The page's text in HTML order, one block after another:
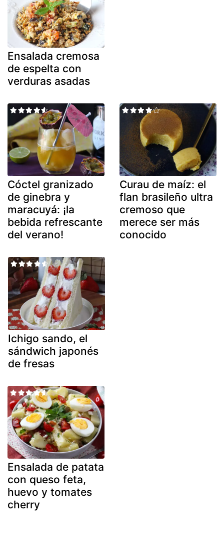
Ensalada cremosa
de espelta con
verduras asadas
Cóctel granizado
de ginebra y
maracuyá: ¡la
bebida refrescante
del verano!
Curau de maíz: el
flan brasileño ultra
cremoso que
merece ser más
conocido
Ichigo sando, el
sándwich japonés
de fresas
Ensalada de patata
con queso feta,
huevo y tomates
cherry